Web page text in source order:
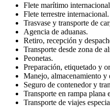
Flete marítimo
Flete terrestre internacional.
Trasvase y transporte de
Agencia de aduanas.
Retiro, recepción y
Transporte desde zona de
Peonetas.
Preparación, etiquetado y
Manejo, almacenamiento y
Seguro de contenedor y
Transporte en rampa plana
Transporte de viajes